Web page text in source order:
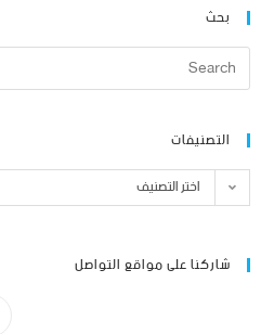
بحث
التصنيفات
اختر التصنيف
شاركنا على مواقع التواصل